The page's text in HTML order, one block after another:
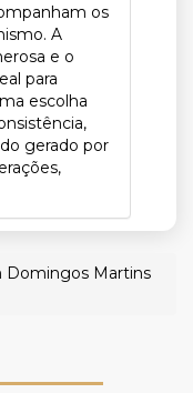
os
A
e o
para
escolha
gerado por
Domingos Martins